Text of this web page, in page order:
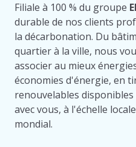
Filiale à 100 % du groupe
durable de nos clients
la décarbonation. Du
quartier à la ville, nous
associer au mieux
économies d'énergie, en
renouvelables
avec vous, à l'échelle
mondial.